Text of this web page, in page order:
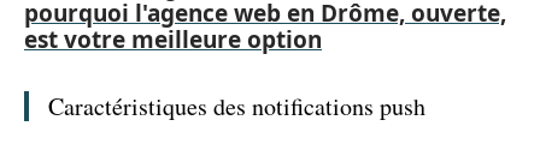
pourquoi l'agence web en Drôme, ouverte,
est votre meilleure option
Caractéristiques des notifications push